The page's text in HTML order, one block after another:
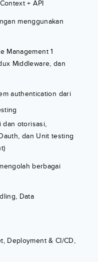
+ API
menggunakan
Management 1
Middleware, dan
authentication dari
dan otorisasi,
dan Unit testing
berbagai
Data
Deployment & CI/CD,